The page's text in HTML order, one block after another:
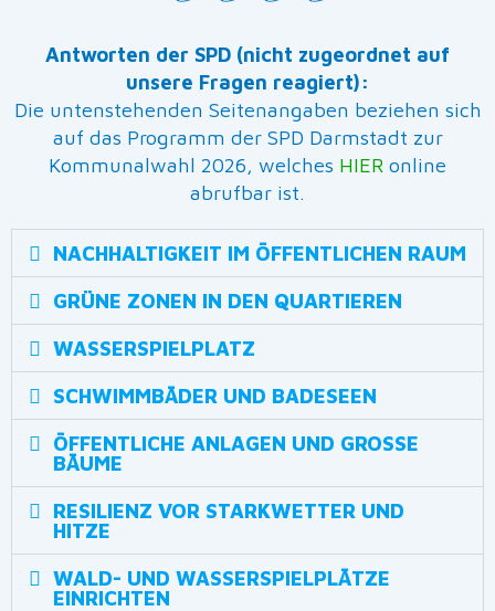
Antworten der SPD (nicht zugeordnet auf
unsere Fragen reagiert):
Die untenstehenden Seitenangaben beziehen sich
auf das Programm der SPD Darmstadt zur
Kommunalwahl 2026, welches HIER online
abrufbar ist.
NACHHALTIGKEIT IM ÖFFENTLICHEN RAUM
GRÜNE ZONEN IN DEN QUARTIEREN
WASSERSPIELPLATZ
SCHWIMMBÄDER UND BADESEEN
ÖFFENTLICHE ANLAGEN UND GROSSE B
ÄUME
RESILIENZ VOR STARKWETTER UND
HITZE
WALD- UND WASSERSPIELPLÄTZE
EINRICHTEN